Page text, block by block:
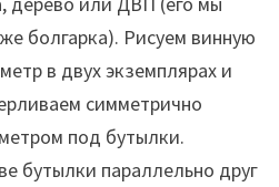
болгарка). Рисуем винную
в двух экземплярах и
симметрично
под бутылки.
бутылки параллельно друг